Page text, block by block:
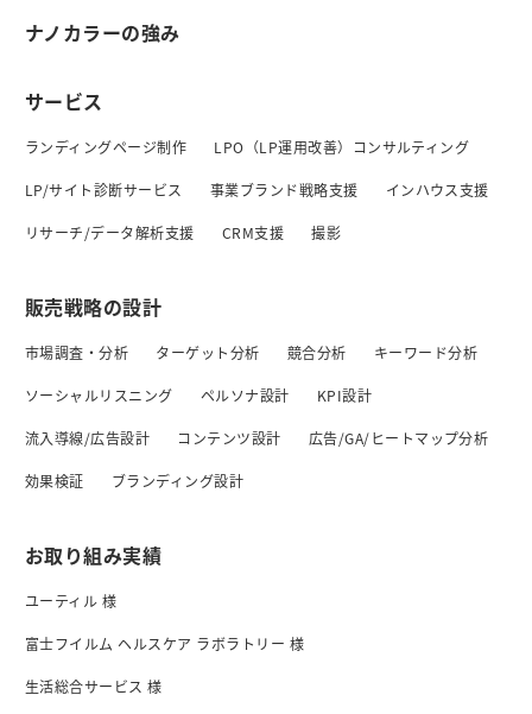
ナノカラーの強み
サービス
ランディングページ制作 LPO（LP運用改善）コンサルティング
LP/サイト診断サービス 事業ブランド戦略支援 インハウス支援
リサーチ/データ解析支援 CRM支援 撮影
販売戦略の設計
市場調査・分析 ターゲット分析 競合分析 キーワード分析
ソーシャルリスニング ペルソナ設計 KPI設計
流入導線/広告設計 コンテンツ設計 広告/GA/ヒートマップ分析
効果検証 ブランディング設計
お取り組み実績
ユーティル 様
富士フイルム ヘルスケア ラボラトリー 様
生活総合サービス 様